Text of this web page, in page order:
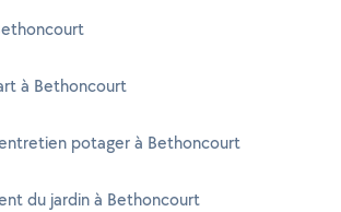
à Bethoncourt
potager à Bethoncourt
du jardin à Bethoncourt